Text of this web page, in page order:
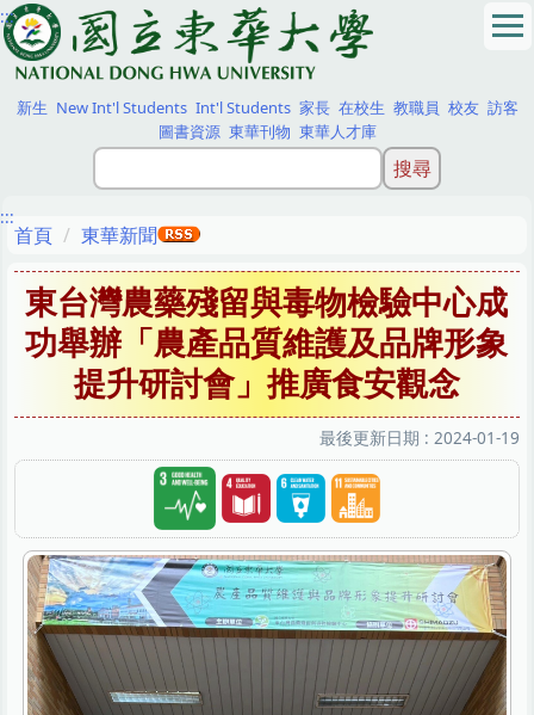
跳
到
主
要
內
:::
新生 New Int'l Students Int'l Students 家長 在校生 教職員 校友 訪客
圖書資源 東華刊物 東華人才庫
:::
首頁 東華新聞
東台灣農藥殘留與毒物檢驗中心成
功舉辦「農產品質維護及品牌形象
提升研討會」推廣食安觀念
最後更新日期 : 2024-01-19